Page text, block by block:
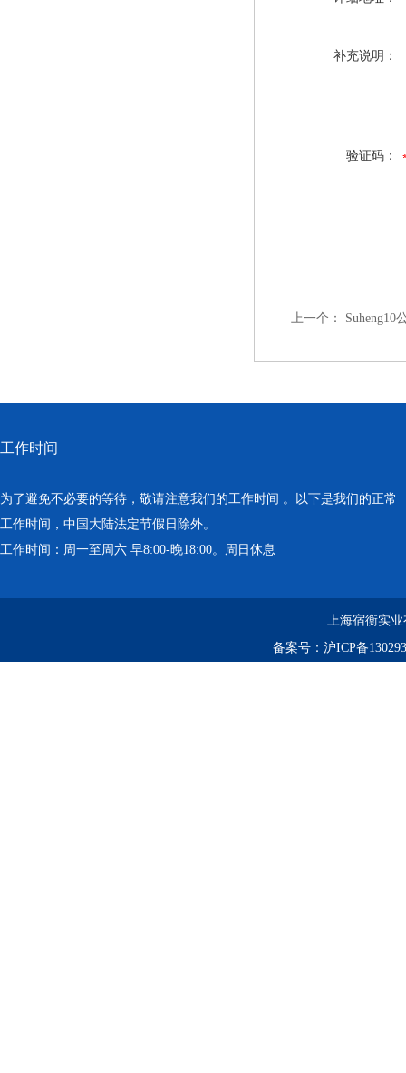
补充说明：
验证码：
上一个： Suheng10
工作时间
为了避免不必要的等待，敬请注意我们的工作时间 。以下是我们的正常
工作时间，中国大陆法定节假日除外。
工作时间：周一至周六 早8:00-晚18:00。周日休息
上海宿衡实
备案号： 沪ICP备